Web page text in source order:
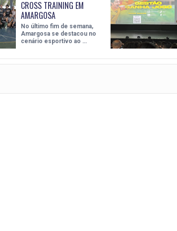
CROSS TRAINING EM
AMARGOSA
No último fim de semana,
Amargosa se destacou no
cenário esportivo ao …